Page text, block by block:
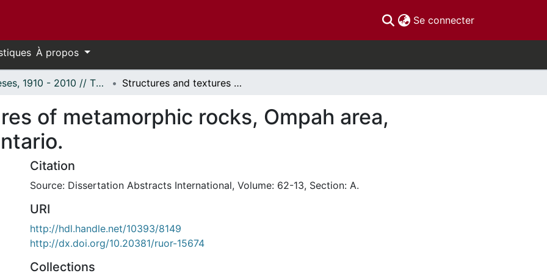
Se connecter(current)
À propos
Thèses, 1910 - 2010 // Theses, 1910 - 2010 Structures and textures of metamorphic rocks, Ompah area, Grenville Province, Ontario.
of metamorphic rocks, Ompah area,
Citation
Source: Dissertation Abstracts International, Volume: 62-13, Section: A.
URI
http://hdl.handle.net/10393/8149
http://dx.doi.org/10.20381/ruor-15674
Collections